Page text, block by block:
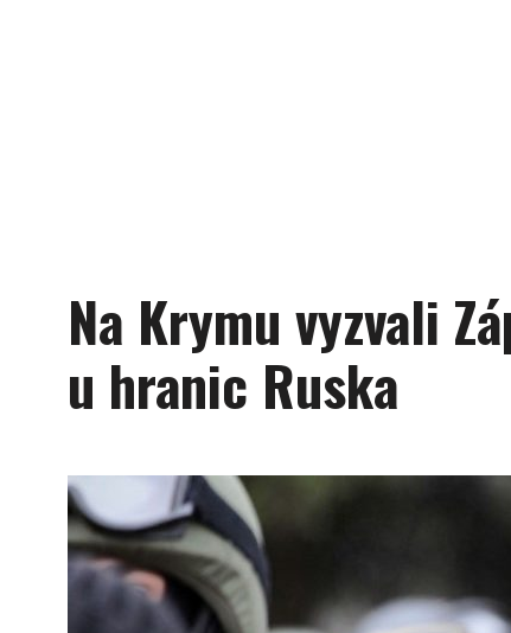
Na Krymu vyzvali
u hranic Ruska